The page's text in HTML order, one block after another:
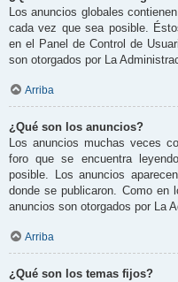
Los anuncios globales
cada vez que sea posible.
en el Panel de Control de
son otorgados por La
Arriba
¿Qué son los anuncios?
Los anuncios muchas veces
foro que se encuentra
posible. Los anuncios
donde se publicaron. Como en
anuncios son otorgados por La
Arriba
¿Qué son los temas fijos?